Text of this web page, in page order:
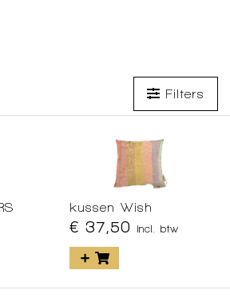
Filters
kussen Wish
€ 37,50 incl. btw